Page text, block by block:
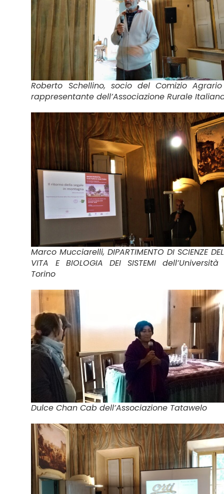
Roberto Schellino, socio del Comizio
rappresentante dell’Associazione Rurale
Marco Mucciarelli, DIPARTIMENTO DI SCIENZE
VITA E BIOLOGIA DEI SISTEMI
Torino
Dulce Chan Cab dell’Associazione Tatawelo